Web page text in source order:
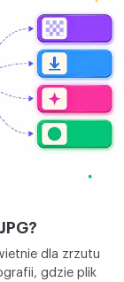
dla zrzutu
gdzie plik